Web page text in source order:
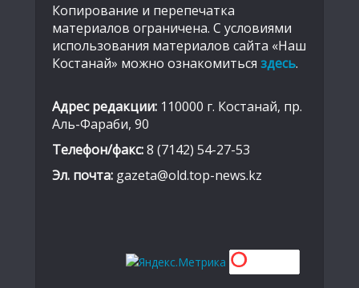
Копирование и перепечатка
материалов ограничена. С условиями
использования материалов сайта «Наш
Костанай» можно ознакомиться здесь.
Адрес редакции: 110000 г. Костанай, пр.
Аль-Фараби, 90
Телефон/факс:8 (7142) 54-27-53
Эл. почта: gazeta@old.top-news.kz